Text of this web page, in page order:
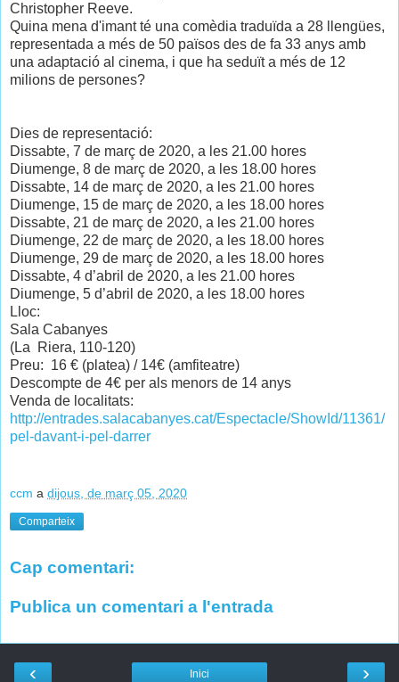
Christopher Reeve.
Quina mena d'imant té una comèdia traduïda a 28 llengües,
representada a més de 50 països des de fa 33 anys amb
una adaptació al cinema, i que ha seduït a més de 12
milions de persones?
Dies de representació:
Dissabte, 7 de març de 2020, a les 21.00 hores
Diumenge, 8 de març de 2020, a les 18.00 hores
Dissabte, 14 de març de 2020, a les 21.00 hores
Diumenge, 15 de març de 2020, a les 18.00 hores
Dissabte, 21 de març de 2020, a les 21.00 hores
Diumenge, 22 de març de 2020, a les 18.00 hores
Diumenge, 29 de març de 2020, a les 18.00 hores
Dissabte, 4 d’abril de 2020, a les 21.00 hores
Diumenge, 5 d’abril de 2020, a les 18.00 hores
Lloc:
Sala Cabanyes
(La
Riera, 110-120)
Preu: 16 € (platea) / 14€ (amfiteatre)
Descompte de 4€ per als menors de 14 anys
Venda de localitats:
http://entrades.salacabanyes.cat/Espectacle/ShowId/11361/
pel-davant-i-pel-darrer
ccm a dijous, de març 05, 2020
Comparteix
Cap comentari:
Publica un comentari a l'entrada
‹ ›
Inici